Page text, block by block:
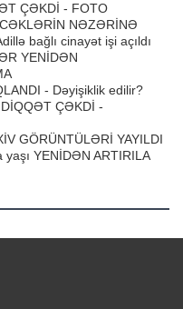
ÇƏKDİ - FOTO
NƏZƏRİNƏ
bağlı cinayət işi açıldı
YENİDƏN
- Dəyişiklik edilir?
DİQQƏT ÇƏKDİ -
GÖRÜNTÜLƏRİ YAYILDI
YENİDƏN ARTIRILA